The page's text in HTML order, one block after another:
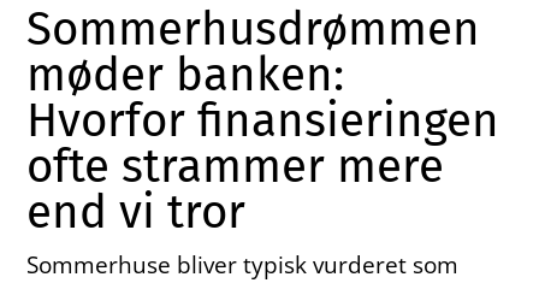
Sommerhusdrømmen
møder banken:
Hvorfor finansieringen
ofte strammer mere
end vi tror
Sommerhuse bliver typisk vurderet som